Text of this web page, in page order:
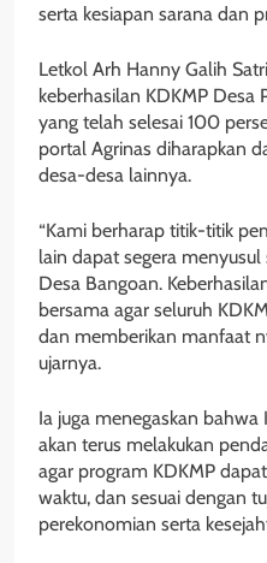
serta kesiapan sarana dan
Letkol Arh Hanny Galih
keberhasilan KDKMP Desa
yang telah selesai 100
portal Agrinas diharapkan
desa-desa lainnya.
“Kami berharap titik-titik
lain dapat segera
Desa Bangoan.
bersama agar seluruh
dan memberikan manfaat
ujarnya.
Ia juga menegaskan
akan terus melakukan
agar program KDKMP
waktu, dan sesuai dengan
perekonomian serta